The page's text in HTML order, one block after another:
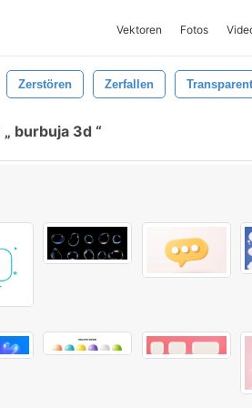
Vektoren Fotos
Zerstören Zerfallen Transparent
burbuja 3d